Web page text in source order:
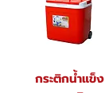
กระติกน้ำแข็ง